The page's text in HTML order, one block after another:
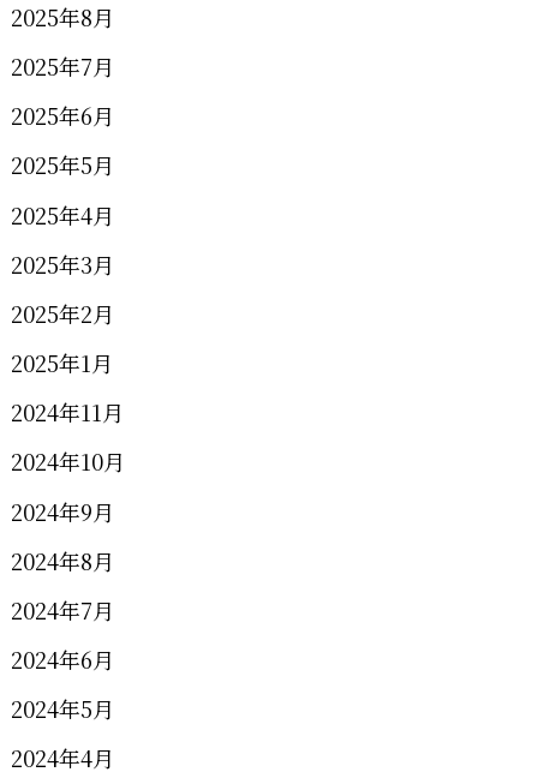
2025年8月
2025年7月
2025年6月
2025年5月
2025年4月
2025年3月
2025年2月
2025年1月
2024年11月
2024年10月
2024年9月
2024年8月
2024年7月
2024年6月
2024年5月
2024年4月